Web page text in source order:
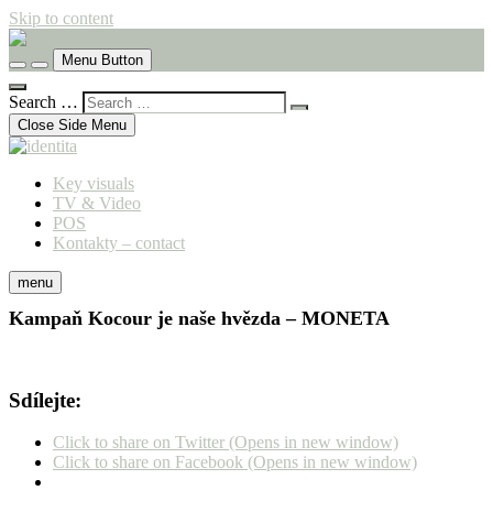
Skip to content
identita
komunikační agentura
Menu Button
Search …
Close Side Menu
Key visuals
TV & Video
POS
Kontakty – contact
menu
Kampaň Kocour je naše hvězda – MONETA
Sdílejte:
Click to share on Twitter (Opens in new window)
Click to share on Facebook (Opens in new window)